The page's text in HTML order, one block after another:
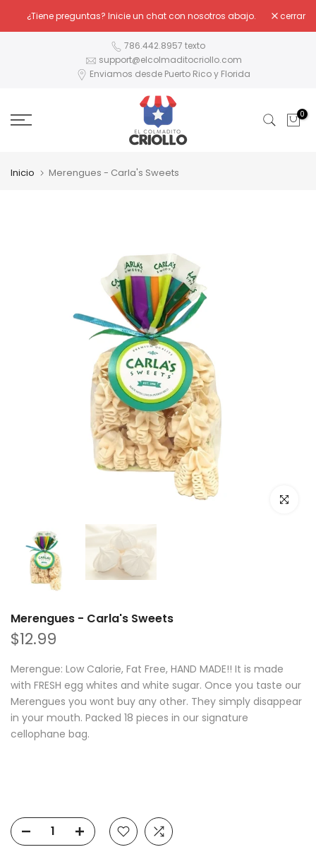
al
¿Tiene preguntas? Inicie un chat con nosotros abajo. cerrar
786.442.8957 texto
support@elcolmaditocriollo.com
Enviamos desde Puerto Rico y Florida
0
Inicio Merengues - Carla's Sweets
Haz clic
Merengues - Carla's Sweets
$12.99
Merengue: Low Calorie, Fat Free, HAND MADE!! It is made
with FRESH egg whites and white sugar. Once you taste our
Merengues you wont buy any other. They simply disappear
in your mouth. Packed 18 pieces in our signature
cellophane bag.